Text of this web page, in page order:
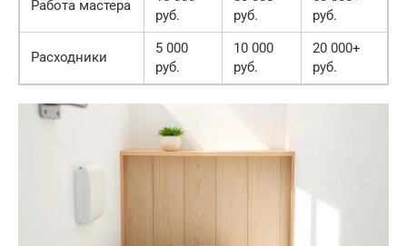
Работа мастера
руб.
руб.
руб.
Расходники
5 000
руб.
10 000
руб.
20 000+
руб.